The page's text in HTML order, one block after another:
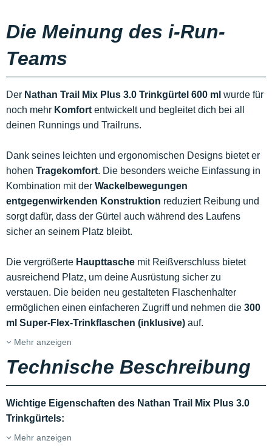
Die Meinung des i-Run-
Teams
Der Nathan Trail Mix Plus 3.0 Trinkgürtel 600 ml wurde für
noch mehr Komfort entwickelt und begleitet dich bei all
deinen Runnings und Trailruns.
Dank seines leichten und ergonomischen Designs bietet er
hohen Tragekomfort. Die besonders weiche Einfassung in
Kombination mit der Wackelbewegungen
entgegenwirkenden Konstruktion reduziert Reibung und
sorgt dafür, dass der Gürtel auch während des Laufens
sicher an seinem Platz bleibt.
Die vergrößerte Haupttasche mit Reißverschluss bietet
ausreichend Platz, um deine Ausrüstung sicher zu
verstauen. Die beiden neu gestalteten Flaschenhalter
ermöglichen einen einfacheren Zugriff und nehmen die 300
ml Super-Flex-Trinkflaschen (inklusive) auf.
Mehr anzeigen
Technische Beschreibung
Wichtige Eigenschaften des Nathan Trail Mix Plus 3.0
Trinkgürtels:
Mehr anzeigen